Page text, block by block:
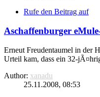
Rufe den Beitrag auf
Aschaffenburger eMule
Erneut Freudentaumel in der
Urteil kam, dass ein 32-
Author: xanadu
25.11.2008, 08:53